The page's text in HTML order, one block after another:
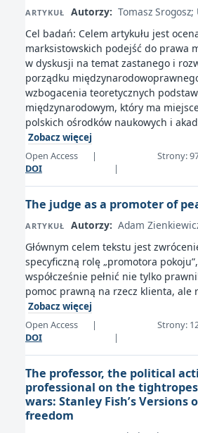
ARTYKUŁ Autorzy: Tomasz Srogosz;
Cel badań: Celem artykułu jest
marksistowskich podejść do prawa
w dyskusji na temat zastanego i
porządku
wzbogacenia teoretycznych
międzynarodowym, który ma
polskich ośrodków naukowych i
Zobacz więcej
Open Access
| Strony:
DOI
|
The judge as a promoter of
ARTYKUŁ Autorzy: Adam
Głównym celem tekstu jest
specyficzną rolę „promotora
współcześnie pełnić nie tylko
pomoc prawną na rzecz klienta, ale
Zobacz więcej
Open Access
| Strony:
DOI
|
The professor, the political
professional on the
wars: Stanley Fish’s Versions
freedom